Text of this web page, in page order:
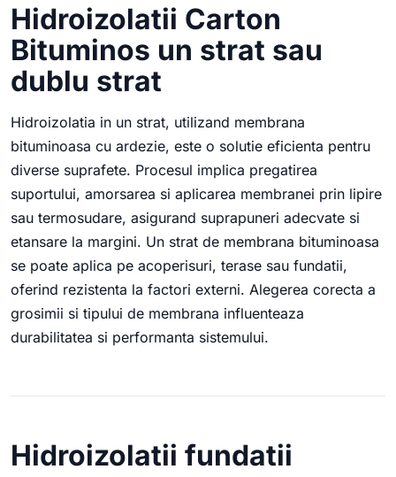
Hidroizolatii Carton
Bituminos un strat sau
dublu strat
Hidroizolatia in un strat, utilizand membrana
bituminoasa cu ardezie, este o solutie eficienta pentru
diverse suprafete. Procesul implica pregatirea
suportului, amorsarea si aplicarea membranei prin lipire
sau termosudare, asigurand suprapuneri adecvate si
etansare la margini. Un strat de membrana bituminoasa
se poate aplica pe acoperisuri, terase sau fundatii,
oferind rezistenta la factori externi. Alegerea corecta a
grosimii si tipului de membrana influenteaza
durabilitatea si performanta sistemului.
Hidroizolatii fundatii